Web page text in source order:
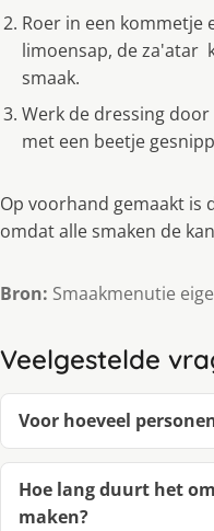
Roer in een kommetje
limoensap, de za'atar
smaak.
Werk de dressing
met een beetje
Op voorhand gemaakt is
omdat alle smaken de
Bron: Smaakmenutie
Veelgestelde
Voor hoeveel
Hoe lang duurt het
maken?